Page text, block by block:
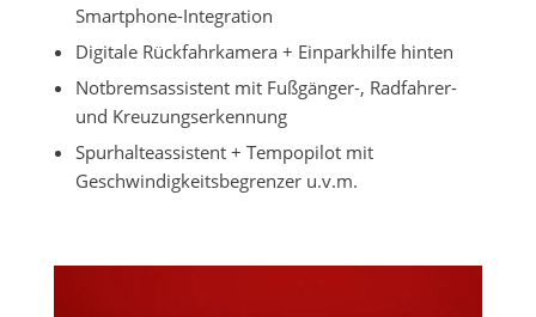
Smartphone-Integration
Digitale Rückfahrkamera + Einparkhilfe hinten
Notbremsassistent mit Fußgänger-, Radfahrer-
und Kreuzungserkennung
Spurhalteassistent + Tempopilot mit
Geschwindigkeitsbegrenzer u.v.m.